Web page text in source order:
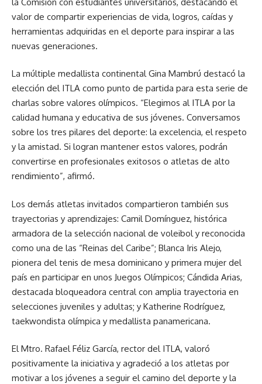
valor de compartir experiencias de vida, logros, caídas y
herramientas adquiridas en el deporte para inspirar a las
nuevas generaciones.
La múltiple medallista continental Gina Mambrú destacó la
elección del ITLA como punto de partida para esta serie de
charlas sobre valores olímpicos. “Elegimos al ITLA por la
calidad humana y educativa de sus jóvenes. Conversamos
sobre los tres pilares del deporte: la excelencia, el respeto
y la amistad. Si logran mantener estos valores, podrán
convertirse en profesionales exitosos o atletas de alto
rendimiento”, afirmó.
Los demás atletas invitados compartieron también sus
trayectorias y aprendizajes: Camil Domínguez, histórica
armadora de la selección nacional de voleibol y reconocida
como una de las “Reinas del Caribe”; Blanca Iris Alejo,
pionera del tenis de mesa dominicano y primera mujer del
país en participar en unos Juegos Olímpicos; Cándida Arias,
destacada bloqueadora central con amplia trayectoria en
selecciones juveniles y adultas; y Katherine Rodríguez,
taekwondista olímpica y medallista panamericana.
El Mtro. Rafael Féliz García, rector del ITLA, valoró
positivamente la iniciativa y agradeció a los atletas por
motivar a los jóvenes a seguir el camino del deporte y la